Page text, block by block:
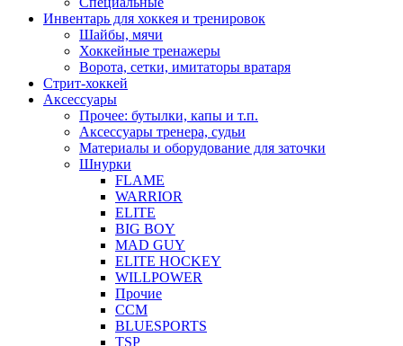
Инвентарь для хоккея и тренировок
Шайбы, мячи
Хоккейные тренажеры
Ворота, сетки, имитаторы вратаря
Стрит-хоккей
Аксессуары
Прочее: бутылки, капы и т.п.
Аксессуары тренера, судьи
Материалы и оборудование для заточки
Шнурки
FLAME
WARRIOR
ELITE
BIG BOY
MAD GUY
ELITE HOCKEY
WILLPOWER
Прочие
CCM
BLUESPORTS
TSP